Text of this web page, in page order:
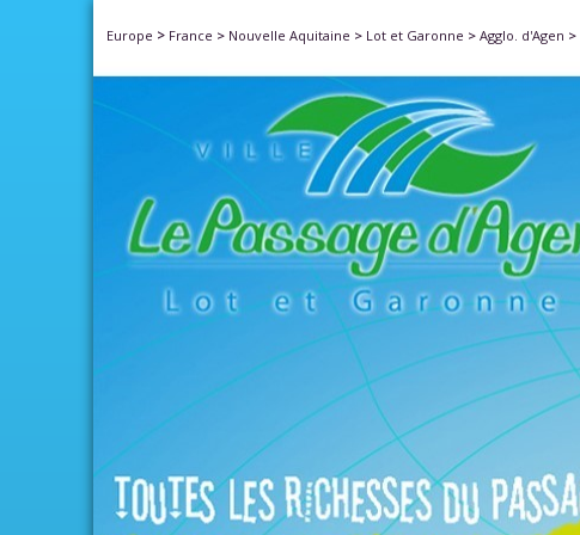
Europe > France > Nouvelle Aquitaine > Lot et Garonne > Agglo. d'Agen >